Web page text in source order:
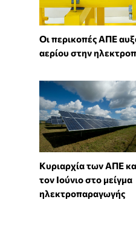
Οι περικοπές ΑΠΕ
αερίου στην
Κυριαρχία των ΑΠΕ
τον Ιούνιο στο μείγμα
ηλεκτροπαραγωγής